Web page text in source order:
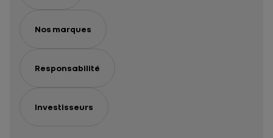
Nos marques
Responsabilité
Investisseurs